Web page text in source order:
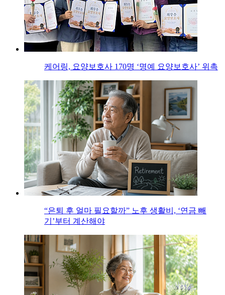
케어링, 요양보호사 170명 ‘명예 요양보호사’ 위촉
“은퇴 후 얼마 필요할까” 노후 생활비, ‘연금 빼
기’부터 계산해야